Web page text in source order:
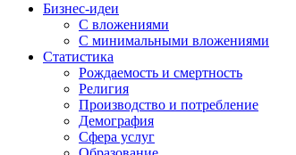
Бизнес-идеи
С вложениями
С минимальными вложениями
Статистика
Рождаемость и смертность
Религия
Производство и потребление
Демография
Сфера услуг